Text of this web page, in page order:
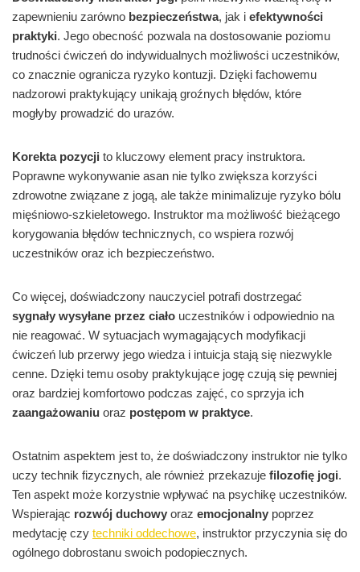
zapewnieniu zarówno bezpieczeństwa, jak i efektywności
praktyki. Jego obecność pozwala na dostosowanie poziomu
trudności ćwiczeń do indywidualnych możliwości uczestników,
co znacznie ogranicza ryzyko kontuzji. Dzięki fachowemu
nadzorowi praktykujący unikają groźnych błędów, które
mogłyby prowadzić do urazów.
Korekta pozycji to kluczowy element pracy instruktora.
Poprawne wykonywanie asan nie tylko zwiększa korzyści
zdrowotne związane z jogą, ale także minimalizuje ryzyko bólu
mięśniowo-szkieletowego. Instruktor ma możliwość bieżącego
korygowania błędów technicznych, co wspiera rozwój
uczestników oraz ich bezpieczeństwo.
Co więcej, doświadczony nauczyciel potrafi dostrzegać
sygnały wysyłane przez ciało uczestników i odpowiednio na
nie reagować. W sytuacjach wymagających modyfikacji
ćwiczeń lub przerwy jego wiedza i intuicja stają się niezwykle
cenne. Dzięki temu osoby praktykujące jogę czują się pewniej
oraz bardziej komfortowo podczas zajęć, co sprzyja ich
zaangażowaniu oraz postępom w praktyce.
Ostatnim aspektem jest to, że doświadczony instruktor nie tylko
uczy technik fizycznych, ale również przekazuje filozofię jogi.
Ten aspekt może korzystnie wpływać na psychikę uczestników.
Wspierając rozwój duchowy oraz emocjonalny poprzez
medytację czy techniki oddechowe, instruktor przyczynia się do
ogólnego dobrostanu swoich podopiecznych.